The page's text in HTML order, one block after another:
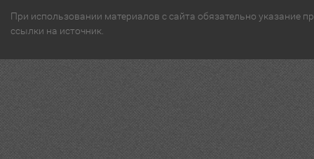
При использовании материалов с сайта обязательно указание
ссылки на источник.